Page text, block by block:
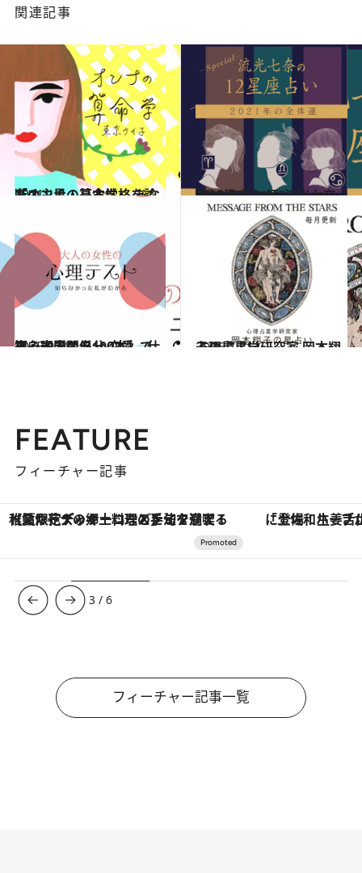
関連記事
2021.1.6
「オンナの算命学」 あなたの主星・基本性格を診断！
占い 2020.12.15
“視える占い師”流光七奈の12星座占い
占い
2025.9.28
【心理テスト100本】で知る本当の自分 恋愛、仕事、人間関係…
占い 2026.7.31
心理占星学研究家 岡本翔子の星占い
占い
FEATURE
フィーチャー記事
「土佐和ハーブかき氷」がOMO7高知に登場！生姜、山椒、大葉など目にも舌にも涼を呼ぶ郷土の味
3 /6
フィーチャー記事一覧